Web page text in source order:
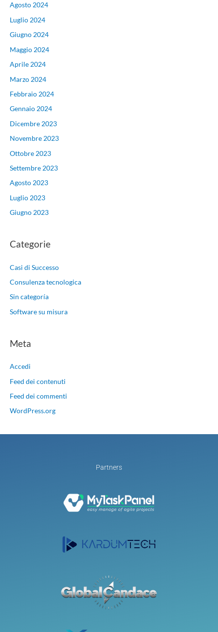
Agosto 2024
Luglio 2024
Giugno 2024
Maggio 2024
Aprile 2024
Marzo 2024
Febbraio 2024
Gennaio 2024
Dicembre 2023
Novembre 2023
Ottobre 2023
Settembre 2023
Agosto 2023
Luglio 2023
Giugno 2023
Categorie
Casi di Successo
Consulenza tecnologica
Sin categoría
Software su misura
Meta
Accedi
Feed dei contenuti
Feed dei commenti
WordPress.org
Partners